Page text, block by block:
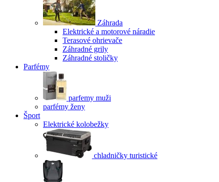
Záhrada
Elektrické a motorové náradie
Terasové ohrievače
Záhradné grily
Záhradné stoličky
Parfémy
parfemy muži
parfémy ženy
Šport
Elektrické kolobežky
chladničky turistické